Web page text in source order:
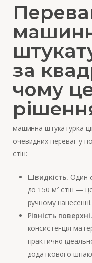
за
чому
машинна штукатурка
очевидних переваг у
стін:
Швидкість. Один
до 150 м² стін —
ручному нанесенні.
Рівність поверхні.
консистенція
практично
додаткового